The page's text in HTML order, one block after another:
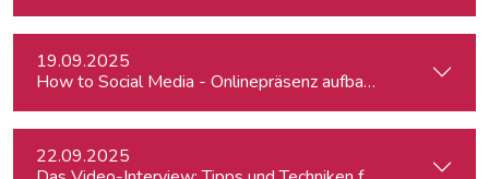
19.09.2025
How to Social Media - Onlinepräsenz aufbauen & Beiträge
22.09.2025